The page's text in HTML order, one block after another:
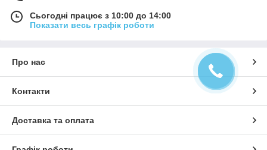
Сьогодні працює з 10:00 до 14:00
Показати весь графік роботи
Про нас
Контакти
Доставка та оплата